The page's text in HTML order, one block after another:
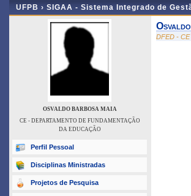
UFPB › SIGAA - Sistema Integrado de
OSVALDO BARBOSA MAIA
CE - DEPARTAMENTO DE FUNDAMENTAÇÃO
DA EDUCAÇÃO
Perfil Pessoal
Disciplinas Ministradas
Projetos de Pesquisa
DFED -